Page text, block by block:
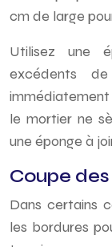
cm de large
Utilisez une
excédents
le mortier ne
une éponge à
Coupe
Dans certains
les bordures